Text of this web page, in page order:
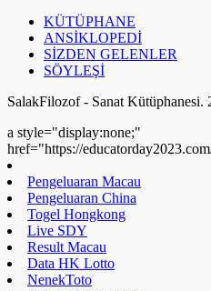
KÜTÜPHANE
ANSİKLOPEDİ
SİZDEN GELENLER
SÖYLEŞİ
SalakFilozof - Sanat Kütüphanesi.
a style="display:none;"
href="https://
Pengeluaran Macau
Pengeluaran China
Togel Hongkong
Live SDY
Result Macau
Data HK Lotto
NenekToto